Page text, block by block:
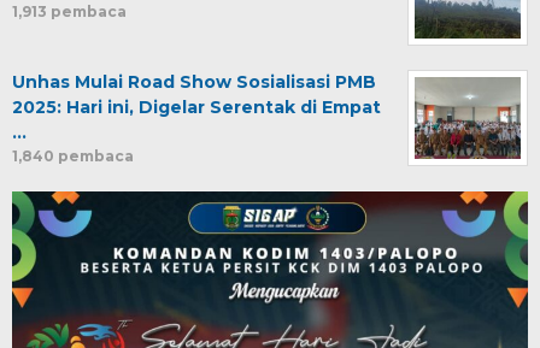
1,913 pembaca
Unhas Mulai Road Show Sosialisasi PMB
2025: Hari ini, Digelar Serentak di Empat
…
1,840 pembaca